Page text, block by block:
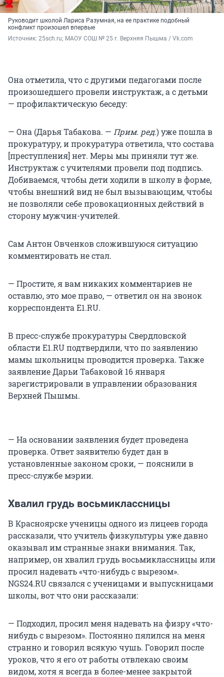
Руководит школой Лариса Разумная, на ее практике подобный
конфликт произошел впервые
Источник: 25sch.ru; МАОУ СОШ № 25 г. Верхняя Пышма / Vk.com
Она отметила, что с другими педагогами после
произошедшего провели инструктаж, а с детьми
— профилактическую беседу:
— Она (Дарья Табакова. — Прим. ред.) уже пошла в
прокуратуру, и прокуратура ответила, что состава
[преступления] нет. Меры мы приняли тут же.
Инструктаж с учителями провели под подпись.
Добиваемся, чтобы дети ходили в школу в форме,
чтобы внешний вид не был вызывающим, чтобы
не позволяли себе провокационных действий в
сторону мужчин-учителей.
Сам Антон Овченков сложившуюся ситуацию
комментировать не стал.
— Простите, я вам никаких комментариев не
оставлю, это мое право, — ответил он на звонок
корреспондента E1.RU.
В пресс-службе прокуратуры Свердловской
области E1.RU подтвердили, что по заявлению
мамы школьницы проводится проверка. Также
заявление Дарьи Табаковой 16 января
зарегистрировали в управлении образования
Верхней Пышмы.
— На основании заявления будет проведена
проверка. Ответ заявителю будет дан в
установленные законом сроки, — пояснили в
пресс-службе мэрии.
Хвалил грудь восьмиклассницы
В Красноярске ученицы одного из лицеев города
рассказали, что учитель физкультуры уже давно
оказывал им странные знаки внимания. Так,
например, он хвалил грудь восьмиклассницы или
просил надевать «что-нибудь с вырезом».
NGS24.RU связался с ученицами и выпускницами
школы, вот что они рассказали:
— Подходил, просил меня надевать на физру «что-
нибудь с вырезом». Постоянно пялился на меня
странно и говорил всякую чушь. Говорил после
уроков, что я его от работы отвлекаю своим
видом, хотя я всегда в более-менее закрытой